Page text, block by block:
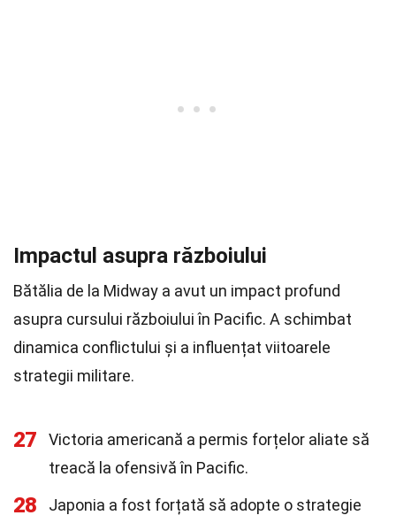
Impactul asupra războiului
Bătălia de la Midway a avut un impact profund
asupra cursului războiului în Pacific. A schimbat
dinamica conflictului și a influențat viitoarele
strategii militare.
27
Victoria americană a permis forțelor aliate să
treacă la ofensivă în Pacific.
28
Japonia a fost forțată să adopte o strategie